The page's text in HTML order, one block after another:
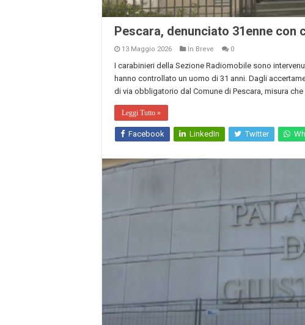
Pescara, denunciato 31enne con
13 Maggio 2026 In Breve 0
I carabinieri della Sezione Radiomobile sono
hanno controllato un uomo di 31 anni. Dagli
di via obbligatorio dal Comune di Pescara, misura
Leggi Tutto »
Facebook LinkedIn Twitter